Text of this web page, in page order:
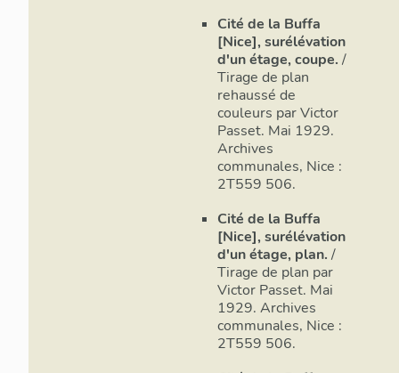
Cité de la Buffa
[Nice], surélévation
d'un étage, coupe. /
Tirage de plan
rehaussé de
couleurs par Victor
Passet. Mai 1929.
Archives
communales, Nice :
2T559 506.
Cité de la Buffa
[Nice], surélévation
d'un étage, plan. /
Tirage de plan par
Victor Passet. Mai
1929. Archives
communales, Nice :
2T559 506.